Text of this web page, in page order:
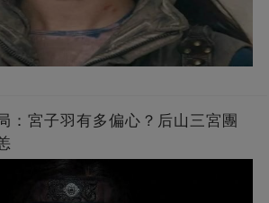
：宮子羽有多偏心？后山三宮團